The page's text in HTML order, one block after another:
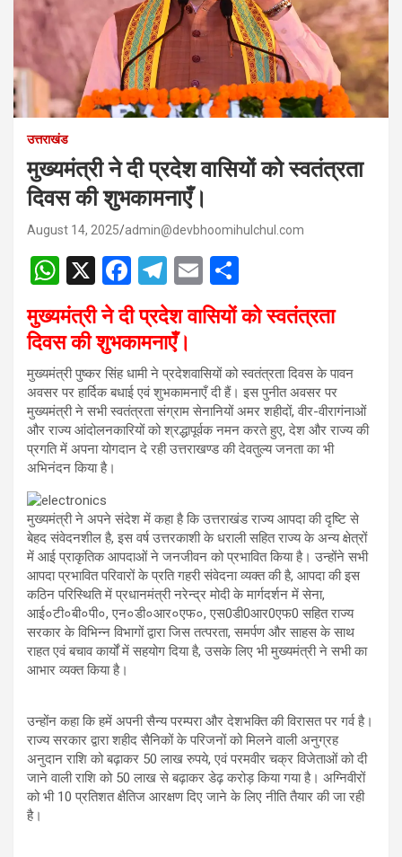
उत्तराखंड
मुख्यमंत्री ने दी प्रदेश वासियों को स्वतंत्रता
दिवस की शुभकामनाएँ।
August 14, 2025 admin@devbhoomihulchul.com
W
h
at
s
A
p
p
X
F
a
ce
b
o
o
k
T
e
gr
a
m
E
m
ail
h
ar
मुख्यमंत्री ने दी प्रदेश वासियों को स्वतंत्रता
दिवस की शुभकामनाएँ।
मुख्यमंत्री पुष्कर सिंह धामी ने प्रदेशवासियों को स्वतंत्रता दिवस के पावन
अवसर पर हार्दिक बधाई एवं शुभकामनाएँ दी हैं। इस पुनीत अवसर पर
मुख्यमंत्री ने सभी स्वतंत्रता संग्राम सेनानियों अमर शहीदों, वीर-वीरागंनाओं
और राज्य आंदोलनकारियों को श्रद्धापूर्वक नमन करते हुए, देश और राज्य की
प्रगति में अपना योगदान दे रही उत्तराखण्ड की देवतुल्य जनता का भी
अभिनंदन किया है।
मुख्यमंत्री ने अपने संदेश में कहा है कि उत्तराखंड राज्य आपदा की दृष्टि से
बेहद संवेदनशील है, इस वर्ष उत्तरकाशी के धराली सहित राज्य के अन्य क्षेत्रों
में आई प्राकृतिक आपदाओं ने जनजीवन को प्रभावित किया है। उन्होंने सभी
आपदा प्रभावित परिवारों के प्रति गहरी संवेदना व्यक्त की है, आपदा की इस
कठिन परिस्थिति में प्रधानमंत्री नरेन्द्र मोदी के मार्गदर्शन में सेना,
आई०टी०बी०पी०, एन०डी०आर०एफ०, एस0डी0आर0एफ0 सहित राज्य
सरकार के विभिन्न विभागों द्वारा जिस तत्परता, समर्पण और साहस के साथ
राहत एवं बचाव कार्यों में सहयोग दिया है, उसके लिए भी मुख्यमंत्री ने सभी का
आभार व्यक्त किया है।
उन्होंन कहा कि हमें अपनी सैन्य परम्परा और देशभक्ति की विरासत पर गर्व है।
राज्य सरकार द्वारा शहीद सैनिकों के परिजनों को मिलने वाली अनुग्रह
अनुदान राशि को बढ़ाकर 50 लाख रुपये, एवं परमवीर चक्र विजेताओं को दी
जाने वाली राशि को 50 लाख से बढ़ाकर डेढ़ करोड़ किया गया है। अग्निवीरों
को भी 10 प्रतिशत क्षैतिज आरक्षण दिए जाने के लिए नीति तैयार की जा रही
है।